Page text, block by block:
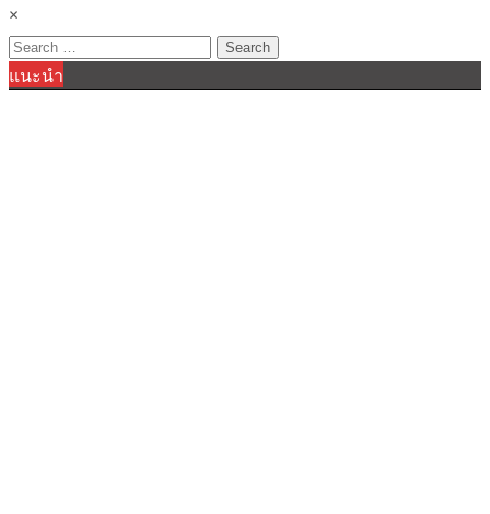
×
Search
for:
แนะนำ